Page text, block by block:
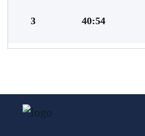
3 40:54